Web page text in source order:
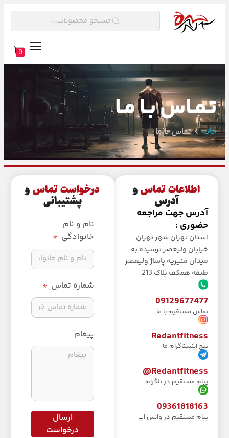
جستجو محصولات...
0
تـمـاس بـا مـا
خانه تماس با ما
اطلاعات تماسو
آدرس
آدرس جهت مراجعه
حضوری :
استان تهران شهر تهران
خیابان ولیعصر نرسیده به
میدان منیریه پاساژ ولیعصر
طبقه همکف پلاک 213
09129677477
تماس مستقیم با ما
Redantfitness
پیج اینستاگرام ما
Redantfitness@
پیام مستقیم در تلگرام
09361818163
پیام مستقیم در واتس اپ
درخواست تماسو
پشتیبانی
نام و نام
خانوادگی
شماره تماس
پیغام
ارسال
درخواست